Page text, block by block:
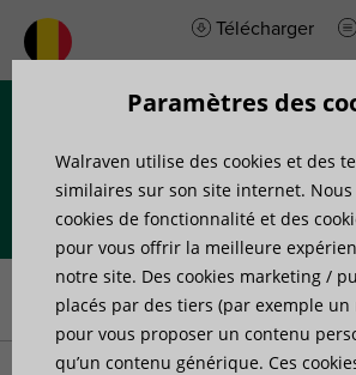
Télécharger
Accueil»Conseils» Nos conseils
vous éviterez des surcoûts en tant
Paramètres des
Walraven utilise des cookies et des
similaires sur son site internet.
cookies de fonctionnalité et des
pour vous offrir la meilleure
notre site. Des cookies marketing /
placés par des tiers (par exemple un
pour vous proposer un contenu
qu’un contenu générique. Ces